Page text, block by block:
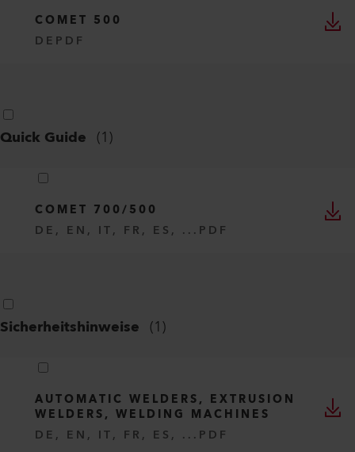
COMET 500
DE PDF
Quick Guide (1)
COMET 700/500
DE, EN, IT, FR, ES, ... PDF
Sicherheitshinweise (1)
AUTOMATIC WELDERS, EXTRUSION
WELDERS, WELDING MACHINES
DE, EN, IT, FR, ES, ... PDF